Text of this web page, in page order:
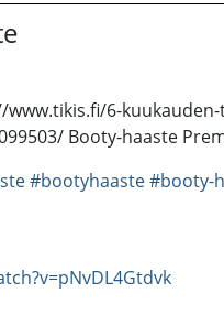
6-
Booty-haaste
#bootyhaaste#booty-